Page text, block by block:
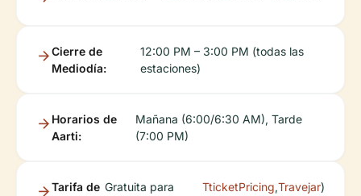
Cierre de
Mediodía:
12:00 PM – 3:00 PM (todas las
estaciones)
Horarios de
Aarti:
Mañana (6:00/6:30 AM), Tarde
(7:00 PM)
Tarifa de Gratuita para TticketPricing,Travejar)